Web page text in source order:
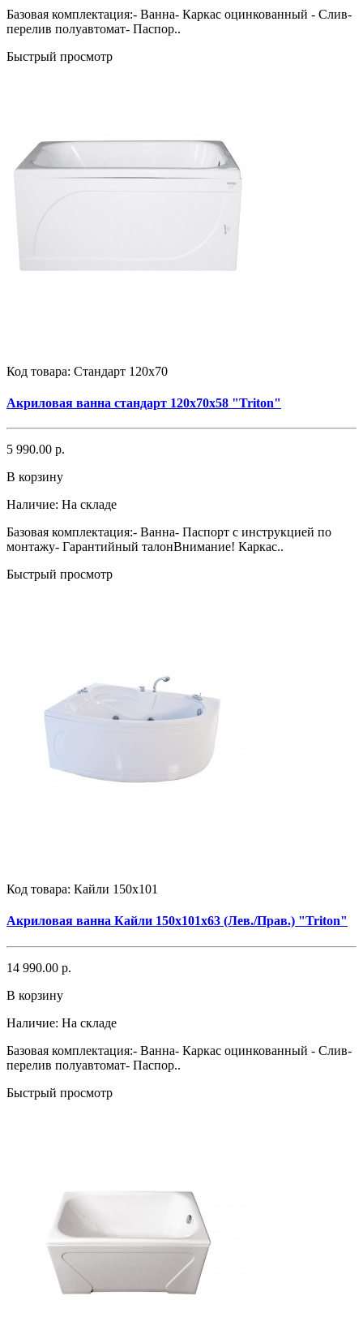
Базовая комплектация:- Ванна- Каркас оцинкованный - Слив-
перелив полуавтомат- Паспор..
Быстрый просмотр
Код товара: Стандарт 120x70
Акриловая ванна стандарт 120x70x58 "Triton"
5 990.00 р.
В корзину
Наличие: На складе
Базовая комплектация:- Ванна- Паспорт с инструкцией по
монтажу- Гарантийный талонВнимание! Каркас..
Быстрый просмотр
Код товара: Кайли 150x101
Акриловая ванна Кайли 150x101x63 (Лев./Прав.) "Triton"
14 990.00 р.
В корзину
Наличие: На складе
Базовая комплектация:- Ванна- Каркас оцинкованный - Слив-
перелив полуавтомат- Паспор..
Быстрый просмотр